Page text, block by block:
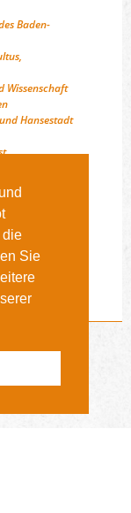
die
Sie
Baden-
Wissenschaft
Hansestadt
Schleswig-